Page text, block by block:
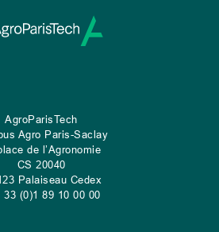
AgroParisTech
Agro Paris-Saclay
de l’Agronomie
CS 20040
Palaiseau Cedex
33 (0)1 89 10 00 00